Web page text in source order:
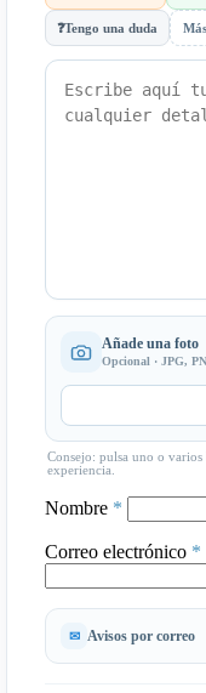
❓Tengo una duda
Añade una foto
Opcional · JPG,
Consejo: pulsa uno o
experiencia.
Nombre *
Correo electrónico *
Avisos por correo